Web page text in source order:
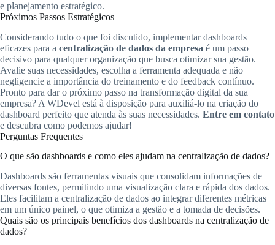
e planejamento estratégico.
Próximos Passos Estratégicos
Considerando tudo o que foi discutido, implementar dashboards
eficazes para a centralização de dados da empresa é um passo
decisivo para qualquer organização que busca otimizar sua gestão.
Avalie suas necessidades, escolha a ferramenta adequada e não
negligencie a importância do treinamento e do feedback contínuo.
Pronto para dar o próximo passo na transformação digital da sua
empresa? A WDevel está à disposição para auxiliá-lo na criação do
dashboard perfeito que atenda às suas necessidades. Entre em contato
e descubra como podemos ajudar!
Perguntas Frequentes
O que são dashboards e como eles ajudam na centralização de dados?
Dashboards são ferramentas visuais que consolidam informações de
diversas fontes, permitindo uma visualização clara e rápida dos dados.
Eles facilitam a centralização de dados ao integrar diferentes métricas
em um único painel, o que otimiza a gestão e a tomada de decisões.
Quais são os principais benefícios dos dashboards na centralização de
dados?